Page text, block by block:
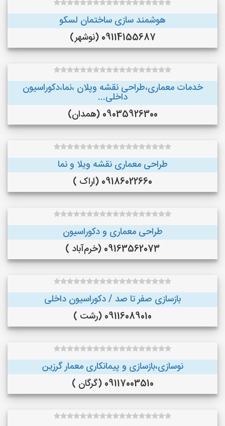
هوشمند سازی ساختمان لسکو
09114155687 (نوشهر)
خدمات معماری،طراحی نقشه وپلان ،نما،دکوراسیون
داخلی...
09035926300 (همدان)
طراحی معماری نقشه ویلا و نما
09186022660 (اراک )
طراحی معماری و دکوراسیون
09163562073 (خرم‌آباد )
بازسازی صفر تا صد / دکوراسیون داخلی
09116089010 (رشت )
نوسازی،بازسازی و پیمانکاری معمار گرزین
09117003510 (گرگان )